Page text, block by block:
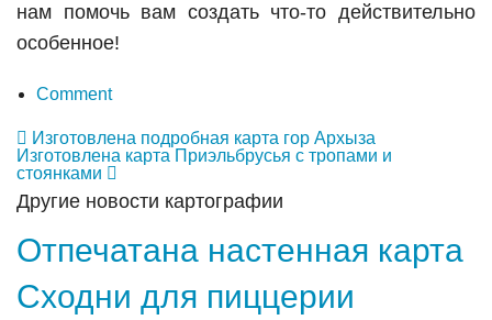
нам помочь вам создать что-то действительно
особенное!
Comment
Изготовлена подробная карта гор Архыза
Изготовлена карта Приэльбрусья с тропами и
стоянками
Другие новости картографии
Отпечатана настенная карта
Сходни для пиццерии